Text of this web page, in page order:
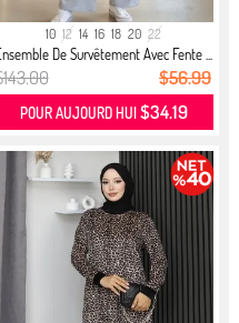
10 12 14 16 18 20 22
De Survêtement Avec Fente ...
$56.99
POUR AUJOURD HUI$34.19